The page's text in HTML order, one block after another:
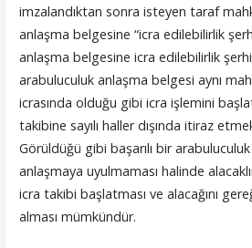
imzalandıktan sonra isteyen taraf
anlaşma belgesine “icra edilebilirlik
anlaşma belgesine icra edilebilirlik
arabuluculuk anlaşma belgesi aynı
icrasında olduğu gibi icra işlemini
takibine sayılı haller dışında itiraz
Görüldüğü gibi başarılı bir
anlaşmaya uyulmaması halinde
icra takibi başlatması ve alacağını
alması mümkündür.